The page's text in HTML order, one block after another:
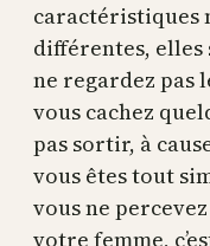
caractéristiques
différentes, elles
ne regardez pas
vous cachez
pas sortir, à
vous êtes tout
vous ne
votre femme,